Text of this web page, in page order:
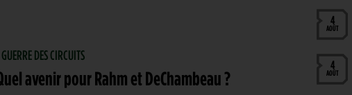
DES CIRCUITS
avenir pour Rahm et DeChambeau ?
4
AOÛT
4
AOÛT